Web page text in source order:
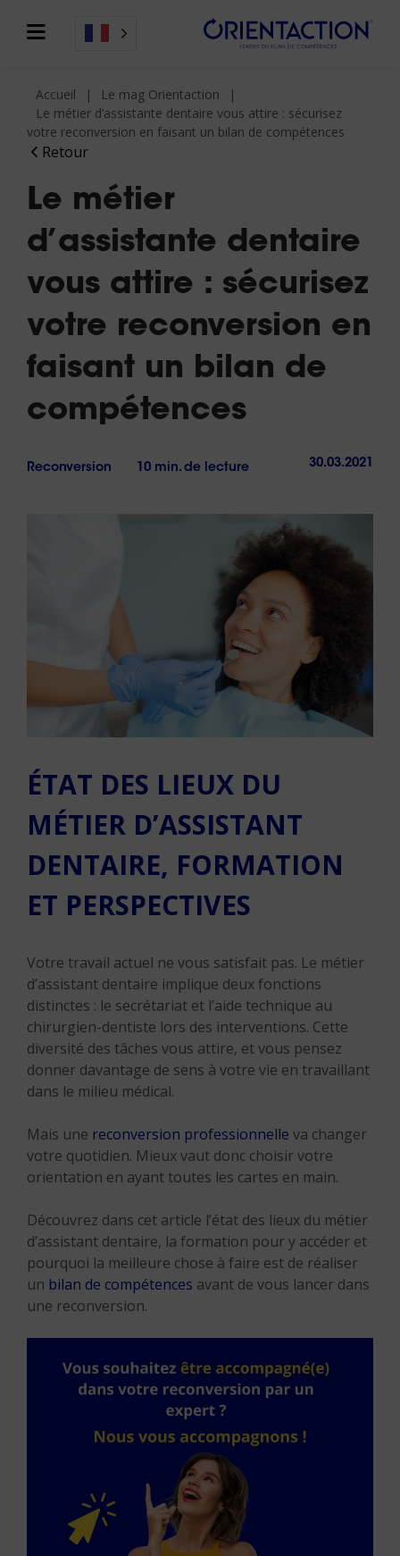
Retour
Accueil
Le mag Orientaction
Le métier d’assistante dentaire vous attire : sécurisez
votre reconversion en faisant un bilan de compétences
Le métier
d’assistante dentaire
vous attire : sécurisez
votre reconversion en
faisant un bilan de
compétences
Reconversion 10 min. de lecture 30.03.2021
ÉTAT DES LIEUX DU
MÉTIER D’ASSISTANT
DENTAIRE, FORMATION
ET PERSPECTIVES
Votre travail actuel ne vous satisfait pas. Le métier
d’assistant dentaire implique deux fonctions
distinctes : le secrétariat et l’aide technique au
chirurgien-dentiste lors des interventions. Cette
diversité des tâches vous attire, et vous pensez
donner davantage de sens à votre vie en travaillant
dans le milieu médical.
Mais une reconversion professionnelle va changer
votre quotidien. Mieux vaut donc choisir votre
orientation en ayant toutes les cartes en main.
Découvrez dans cet article l’état des lieux du métier
d’assistant dentaire, la formation pour y accéder et
pourquoi la meilleure chose à faire est de réaliser
un bilan de compétences avant de vous lancer dans
une reconversion.